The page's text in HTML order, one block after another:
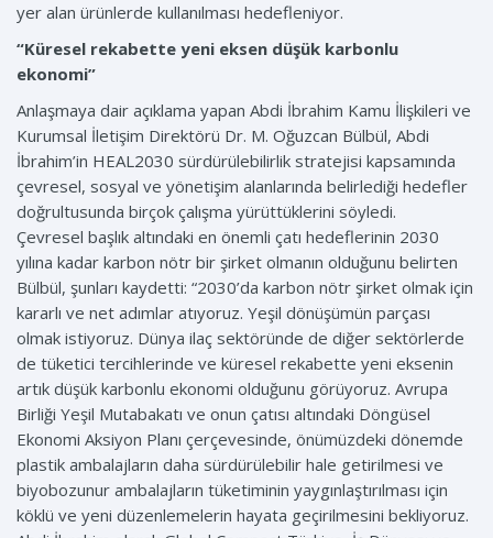
yer alan ürünlerde kullanılması hedefleniyor.
“Küresel rekabette yeni eksen düşük karbonlu
ekonomi”
Anlaşmaya dair açıklama yapan Abdi İbrahim Kamu İlişkileri ve
Kurumsal İletişim Direktörü Dr. M. Oğuzcan Bülbül, Abdi
İbrahim’in HEAL2030 sürdürülebilirlik stratejisi kapsamında
çevresel, sosyal ve yönetişim alanlarında belirlediği hedefler
doğrultusunda birçok çalışma yürüttüklerini söyledi.
Çevresel başlık altındaki en önemli çatı hedeflerinin 2030
yılına kadar karbon nötr bir şirket olmanın olduğunu belirten
Bülbül, şunları kaydetti: “2030’da karbon nötr şirket olmak için
kararlı ve net adımlar atıyoruz. Yeşil dönüşümün parçası
olmak istiyoruz. Dünya ilaç sektöründe de diğer sektörlerde
de tüketici tercihlerinde ve küresel rekabette yeni eksenin
artık düşük karbonlu ekonomi olduğunu görüyoruz. Avrupa
Birliği Yeşil Mutabakatı ve onun çatısı altındaki Döngüsel
Ekonomi Aksiyon Planı çerçevesinde, önümüzdeki dönemde
plastik ambalajların daha sürdürülebilir hale getirilmesi ve
biyobozunur ambalajların tüketiminin yaygınlaştırılması için
köklü ve yeni düzenlemelerin hayata geçirilmesini bekliyoruz.